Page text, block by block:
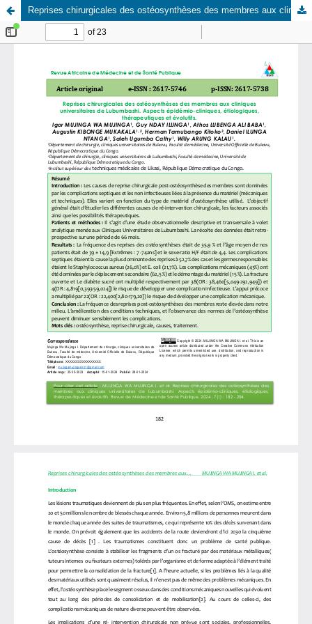
Reprises chirurgicales des ostéosynthèses des membres aux cliniques universitaires de Lubumbashi. Aspects épidémio-cliniques, étiologiques, thérapeutiques et évolutifs.